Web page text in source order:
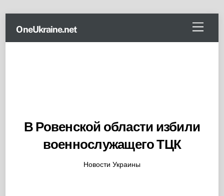
content
Menu
OneUkraine.net
В Ровенской области избили
военнослужащего ТЦК
Новости Украины